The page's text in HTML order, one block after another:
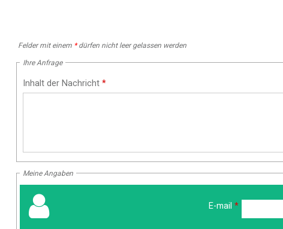
Felder mit einem *dürfen nicht leer gelassen werden
Ihre Anfrage
Inhalt der Nachricht*
Meine Angaben
E-mail *